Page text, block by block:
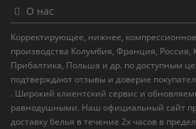
О нас
Корректирующее, нижнее,
производства Колумбия, Франция, Россия,
Прибалтика, Польша и др. по доступным
подтверждают отзывы и доверие
. Широкий клиентский сервис и
равнодушными. Наш официальный сайт
доставку белья в течение 2х часов в